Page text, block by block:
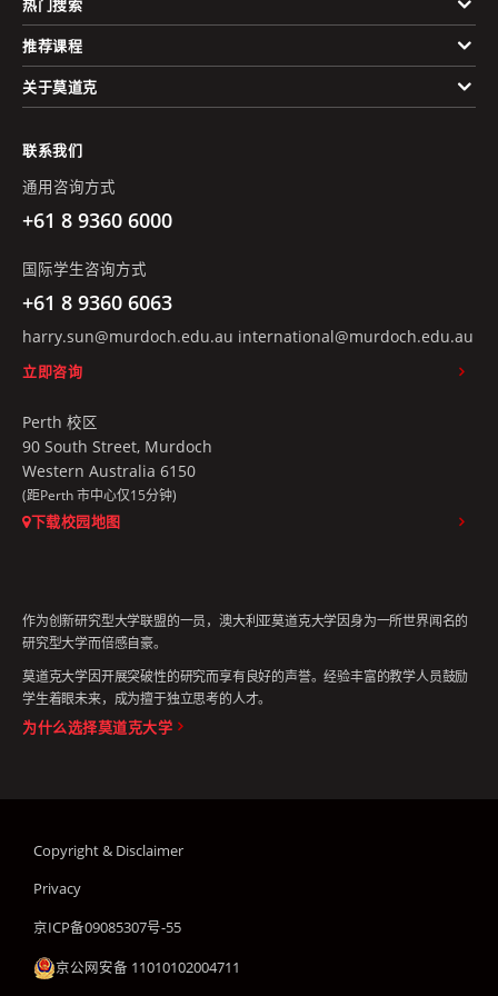
热门搜索
推荐课程
关于莫道克
联系我们
通用咨询方式
+61 8 9360 6000
国际学生咨询方式
+61 8 9360 6063
harry.sun@murdoch.edu.au international@murdoch.edu.au
立即咨询
Perth 校区
90 South Street, Murdoch
Western Australia 6150
(距Perth 市中心仅15分钟)
下载校园地图
作为创新研究型大学联盟的一员，澳大利亚莫道克大学因身为一所世界闻名的
研究型大学而倍感自豪。
莫道克大学因开展突破性的研究而享有良好的声誉。经验丰富的教学人员鼓励
学生着眼未来，成为擅于独立思考的人才。
为什么选择莫道克大学
Copyright & Disclaimer
Privacy
京ICP备09085307号-55
京公网安备 11010102004711